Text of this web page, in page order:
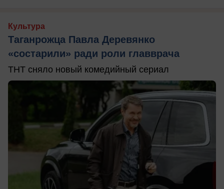
Культура
Таганрожца Павла Деревянко
«состарили» ради роли главврача
ТНТ сняло новый комедийный сериал